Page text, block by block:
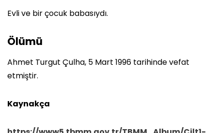
Evli ve bir çocuk babasıydı.
Ölümü
Ahmet Turgut Çulha, 5 Mart 1996 tarihinde vefat
etmiştir.
Kaynakça